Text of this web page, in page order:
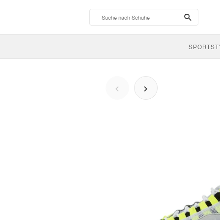
search-
btn